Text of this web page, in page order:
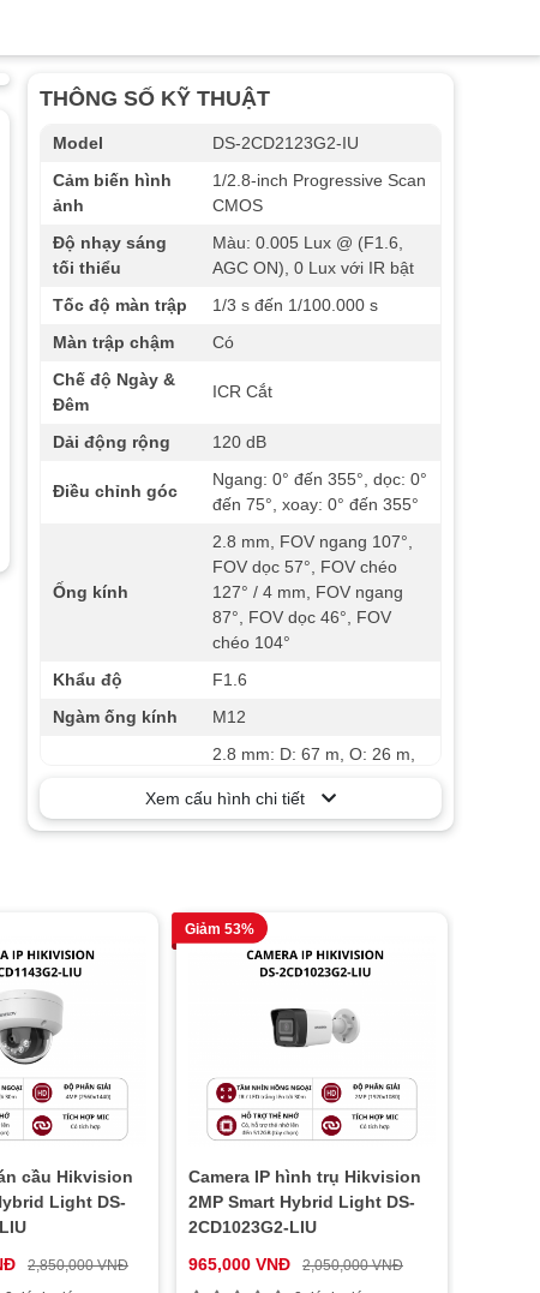
THÔNG SỐ KỸ THUẬT
Model
DS-2CD2123G2-IU
Cảm biến hình
ảnh
1/2.8-inch Progressive Scan
CMOS
Độ nhạy sáng
tối thiểu
Màu: 0.005 Lux @ (F1.6,
AGC ON), 0 Lux với IR bật
Tốc độ màn trập
1/3 s đến 1/100.000 s
Màn trập chậm
Có
Chế độ Ngày &
Đêm
ICR Cắt
Dải động rộng 120 dB
Điều chỉnh góc
Ngang: 0° đến 355°, dọc: 0°
đến 75°, xoay: 0° đến 355°
Ống kính
2.8 mm, FOV ngang 107°,
FOV dọc 57°, FOV chéo
127° / 4 mm, FOV ngang
87°, FOV dọc 46°, FOV
chéo 104°
Khẩu độ
F1.6
Ngàm ống kính
M12
2.8 mm: D: 67 m, O: 26 m,
80 m, O: 31 m, R: 16 m, I: 8
m
850 nm
Độ phân giải tối
đa
1920 × 1080
50Hz: 25 fps (1920 × 1080,
1280 × 720) / 60Hz: 30 fps
(1920 × 1080, 1280 × 720)
Luồng phụ
50Hz: 25 fps (640 × 480,
640 × 360) / 60Hz: 30 fps
(640 × 480, 640 × 360)
50Hz: 25 fps (1280 × 720,
640 × 480, 640 × 360) /
60Hz: 30 fps (1280 × 720,
Xem cấu hình chi tiết
cầu Hikvision
Light DS-
2,850,000 VNĐ
Giảm 53%
Camera IP hình trụ Hikvision
2MP Smart Hybrid Light DS-
2CD1023G2-LIU
965,000 VNĐ
2,050,000 VNĐ